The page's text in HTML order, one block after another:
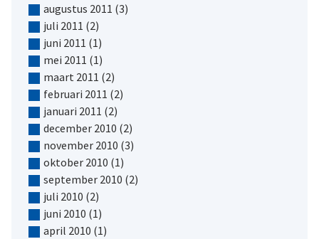
augustus 2011 (3)
juli 2011 (2)
juni 2011 (1)
mei 2011 (1)
maart 2011 (2)
februari 2011 (2)
januari 2011 (2)
december 2010 (2)
november 2010 (3)
oktober 2010 (1)
september 2010 (2)
juli 2010 (2)
juni 2010 (1)
april 2010 (1)